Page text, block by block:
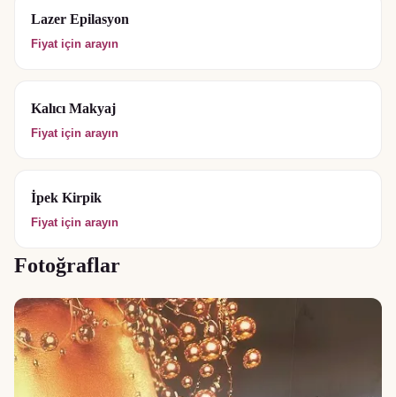
Lazer Epilasyon
Fiyat için arayın
Kalıcı Makyaj
Fiyat için arayın
İpek Kirpik
Fiyat için arayın
Fotoğraflar